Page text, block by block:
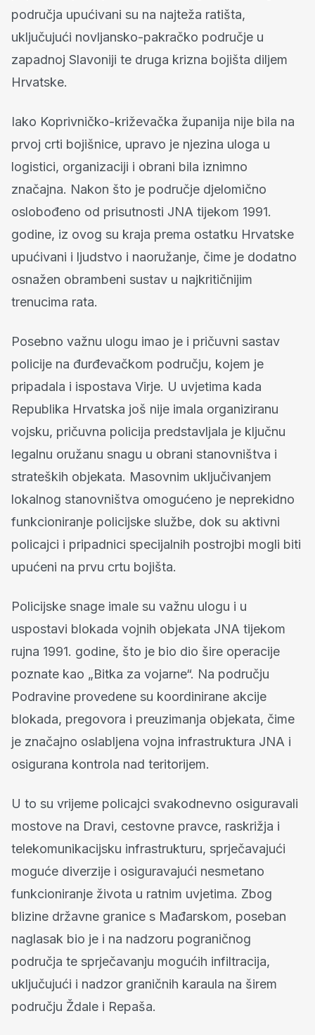
područja upućivani su na najteža ratišta,
uključujući novljansko-pakračko područje u
zapadnoj Slavoniji te druga krizna bojišta diljem
Hrvatske.
Iako Koprivničko-križevačka županija nije bila na
prvoj crti bojišnice, upravo je njezina uloga u
logistici, organizaciji i obrani bila iznimno
značajna. Nakon što je područje djelomično
oslobođeno od prisutnosti JNA tijekom 1991.
godine, iz ovog su kraja prema ostatku Hrvatske
upućivani i ljudstvo i naoružanje, čime je dodatno
osnažen obrambeni sustav u najkritičnijim
trenucima rata.
Posebno važnu ulogu imao je i pričuvni sastav
policije na đurđevačkom području, kojem je
pripadala i ispostava Virje. U uvjetima kada
Republika Hrvatska još nije imala organiziranu
vojsku, pričuvna policija predstavljala je ključnu
legalnu oružanu snagu u obrani stanovništva i
strateških objekata. Masovnim uključivanjem
lokalnog stanovništva omogućeno je neprekidno
funkcioniranje policijske službe, dok su aktivni
policajci i pripadnici specijalnih postrojbi mogli biti
upućeni na prvu crtu bojišta.
Policijske snage imale su važnu ulogu i u
uspostavi blokada vojnih objekata JNA tijekom
rujna 1991. godine, što je bio dio šire operacije
poznate kao „Bitka za vojarne“. Na području
Podravine provedene su koordinirane akcije
blokada, pregovora i preuzimanja objekata, čime
je značajno oslabljena vojna infrastruktura JNA i
osigurana kontrola nad teritorijem.
U to su vrijeme policajci svakodnevno osiguravali
mostove na Dravi, cestovne pravce, raskrižja i
telekomunikacijsku infrastrukturu, sprječavajući
moguće diverzije i osiguravajući nesmetano
funkcioniranje života u ratnim uvjetima. Zbog
blizine državne granice s Mađarskom, poseban
naglasak bio je i na nadzoru pograničnog
područja te sprječavanju mogućih infiltracija,
uključujući i nadzor graničnih karaula na širem
području Ždale i Repaša.